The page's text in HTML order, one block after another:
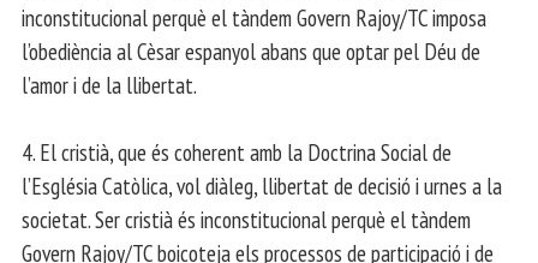
inconstitucional perquè el tàndem Govern Rajoy/TC imposa
l’obediència al Cèsar espanyol abans que optar pel Déu de
l’amor i de la llibertat.
4. El cristià, que és coherent amb la Doctrina Social de
l’Església Catòlica, vol diàleg, llibertat de decisió i urnes a la
societat. Ser cristià és inconstitucional perquè el tàndem
Govern Rajoy/TC boicoteja els processos de participació i de